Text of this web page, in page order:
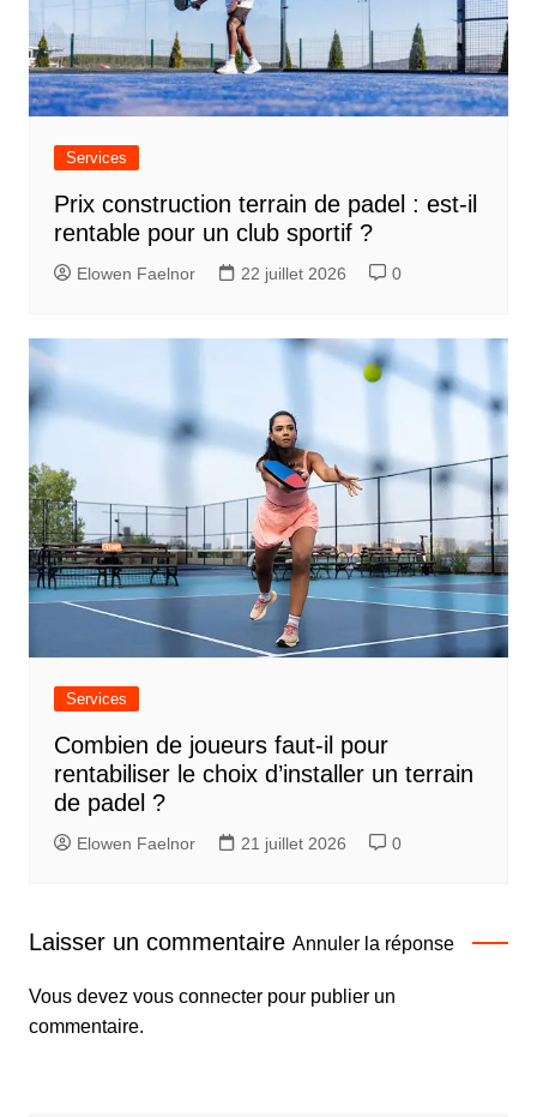
Services
Prix construction terrain de padel : est-il
rentable pour un club sportif ?
Elowen Faelnor 22 juillet 2026 0
Services
Combien de joueurs faut-il pour
rentabiliser le choix d’installer un terrain
de padel ?
Elowen Faelnor 21 juillet 2026 0
Laisser un commentaire Annuler la réponse
Vous devez vous connecterpour publier un
commentaire.